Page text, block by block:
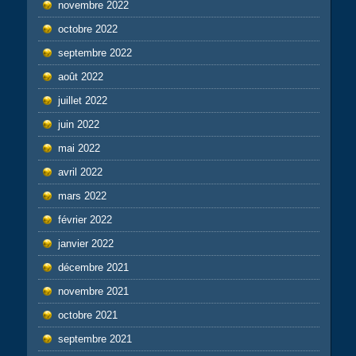
novembre 2022
octobre 2022
septembre 2022
août 2022
juillet 2022
juin 2022
mai 2022
avril 2022
mars 2022
février 2022
janvier 2022
décembre 2021
novembre 2021
octobre 2021
septembre 2021